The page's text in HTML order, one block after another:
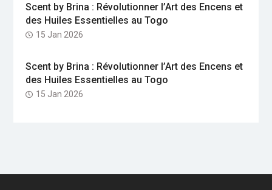
Scent by Brina : Révolutionner l’Art des Encens et
des Huiles Essentielles au Togo
15 Jan 2026
Scent by Brina : Révolutionner l’Art des Encens et
des Huiles Essentielles au Togo
15 Jan 2026